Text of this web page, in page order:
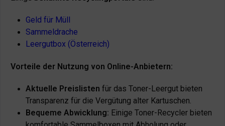
Geld für Müll
Sammeldrache
Leergutbox (Österreich)
Vorteile der Nutzung von Online-Anbietern:
Aktuelle Preislisten für das Toner-Leergut bieten
Transparenz für die Vergütung alter Kartuschen.
Bequeme Abwicklung: Einige Toner-Recycler bieten